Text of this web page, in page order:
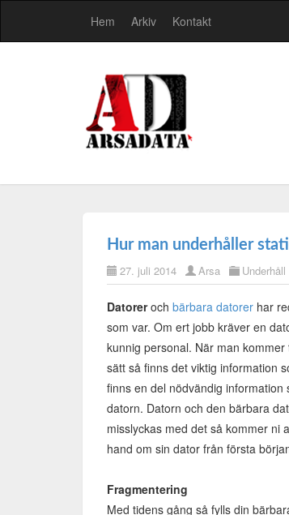
Hem Arkiv Kontakt
Hur man underhåller
27. juli 2014 Arsa Underhåll
Datoreroch bärbara datorer har
som var. Om ert jobb kräver en
kunnig personal. När man
sätt så finns det viktig information
finns en del nödvändig
datorn. Datorn och den bärbara
misslyckas med det så kommer ni
hand om sin dator från första
Fragmentering
Med tidens gång så fylls din